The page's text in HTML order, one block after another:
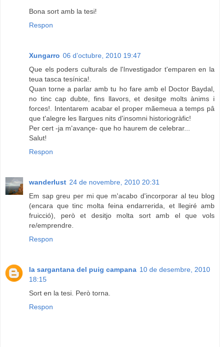
Bona sort amb la tesi!
Respon
Xungarro 06 d’octubre, 2010 19:47
Que els poders culturals de l'Investigador t'emparen en la
teua tasca tesínica!.
Quan torne a parlar amb tu ho fare amb el Doctor Baydal,
no tinc cap dubte, fins llavors, et desitge molts ànims i
forces!. Intentarem acabar el proper mãemeua a temps pâ
que t'alegre les llargues nits d'insomni historiogràfic!
Per cert -ja m'avançe- que ho haurem de celebrar...
Salut!
Respon
wanderlust 24 de novembre, 2010 20:31
Em sap greu per mi que m'acabo d'incorporar al teu blog
(encara que tinc molta feina endarrerida, et llegiré amb
fruicció), però et desitjo molta sort amb el que vols
re/emprendre.
Respon
la sargantana del puig campana 10 de desembre, 2010
18:15
Sort en la tesi. Però torna.
Respon